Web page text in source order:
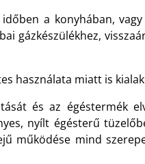
a konyhában,
gázkészülékhez,
használata miatt is
és az égéstermék
nyílt égésterű
működése mind